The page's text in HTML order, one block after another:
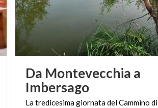
Da Montevecchia a
Imbersago
LatredicesimagiornatadelCammino di